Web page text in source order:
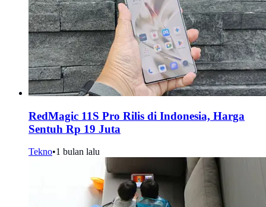
RedMagic 11S Pro Rilis di Indonesia, Harga
Sentuh Rp 19 Juta
Tekno•1 bulan lalu